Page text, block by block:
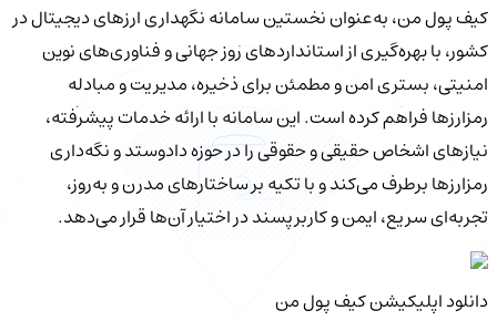
کیف‌ پول من، به‌عنوان نخستین سامانه نگهداری ارزهای دیجیتال در
کشور، با بهره‌گیری از استانداردهای روز جهانی و فناوری‌های نوین
امنیتی، بستری امن و مطمئن برای ذخیره، مدیریت و مبادله
رمزارزها فراهم کرده است. این سامانه با ارائه خدمات پیشرفته،
نیازهای اشخاص حقیقی و حقوقی را در حوزه دادوستد و نگه‌داری
رمزارزها برطرف می‌کند و با تکیه بر ساختارهای مدرن و به‌روز،
تجربه‌ای سریع، ایمن و کاربرپسند در اختیار آن‌ها قرار می‌دهد.
دانلود اپلیکیشن کیف‌ پول من